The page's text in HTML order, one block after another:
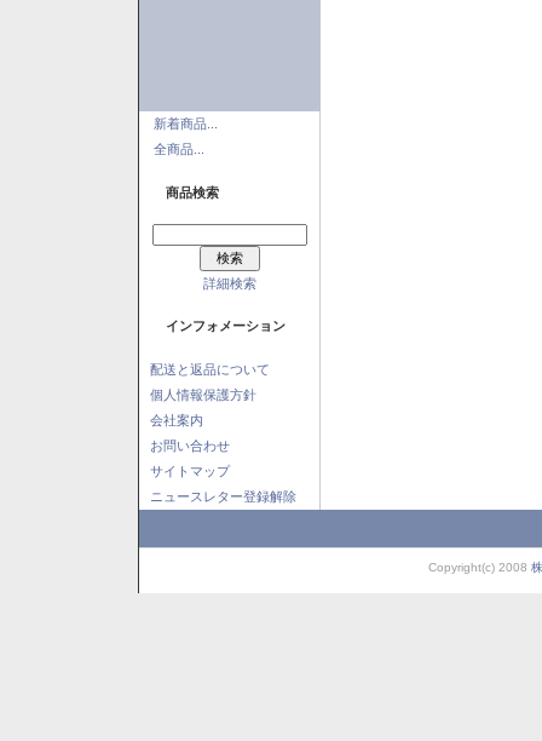
新着商品...
全商品...
商品検索
詳細検索
インフォメーション
配送と返品について
個人情報保護方針
会社案内
お問い合わせ
サイトマップ
ニュースレター登録解除
Copyright(c) 2008